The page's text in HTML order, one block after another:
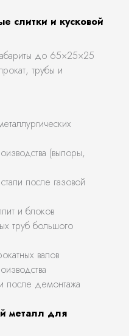
слитки и кусковой
до 65×25×25
трубы и
(выпоры,
после газовой
и блоков
труб большого
валов
после демонтажа
металл для